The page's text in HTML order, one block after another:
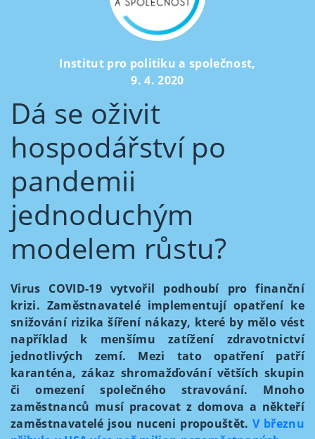
Institut pro politiku a společnost,
9. 4. 2020
Dá se oživit
hospodářství po
pandemii
jednoduchým
modelem růstu?
Virus COVID-19 vytvořil podhoubí pro finanční
krizi. Zaměstnavatelé implementují opatření ke
snižování rizika šíření nákazy, které by mělo vést
například k menšímu zatížení zdravotnictví
jednotlivých zemí. Mezi tato opatření patří
karanténa, zákaz shromažďování větších skupin
či omezení společného stravování. Mnoho
zaměstnanců musí pracovat z domova a někteří
zaměstnavatelé jsou nuceni propouštět.V březnu